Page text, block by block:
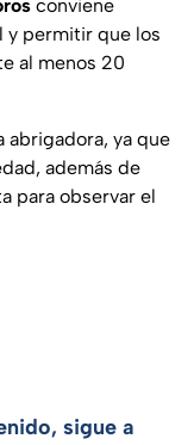
conviene
y permitir que los
al menos 20
abrigadora, ya que
además de
para observar el
sigue a